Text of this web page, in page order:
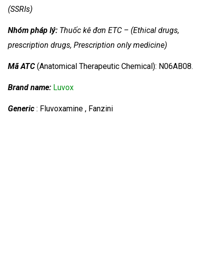
(SSRIs)
Nhóm pháp lý: Thuốc kê đơn ETC – (Ethical drugs,
prescription drugs, Prescription only medicine)
Mã ATC(Anatomical Therapeutic Chemical): N06AB08.
Brand name: Luvox
Generic : Fluvoxamine , Fanzini